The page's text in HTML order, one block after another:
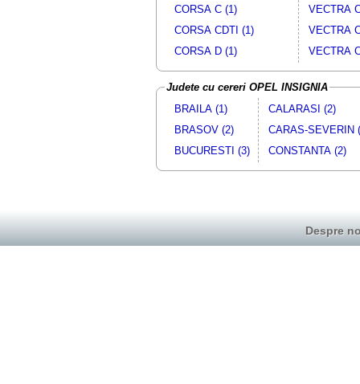
CORSA C (1)
CORSA CDTI (1)
CORSA D (1)
VECTRA
VECTRA
VECTRA
Judete cu cereri OPEL INSIGNIA
BRAILA (1)
BRASOV (2)
BUCURESTI (3)
CALARASI (2)
CARAS-SEVERIN
CONSTANTA (2)
Despre